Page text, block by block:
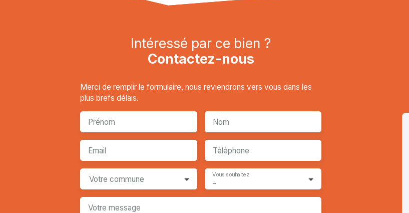
Intéressé par ce bien ?
Contactez-nous
Merci de remplir le formulaire, nous reviendrons vers vous dans les
plus brefs délais.
Prénom Nom
Email Téléphone
Votre commune -
Vous souhaitez
Votre message